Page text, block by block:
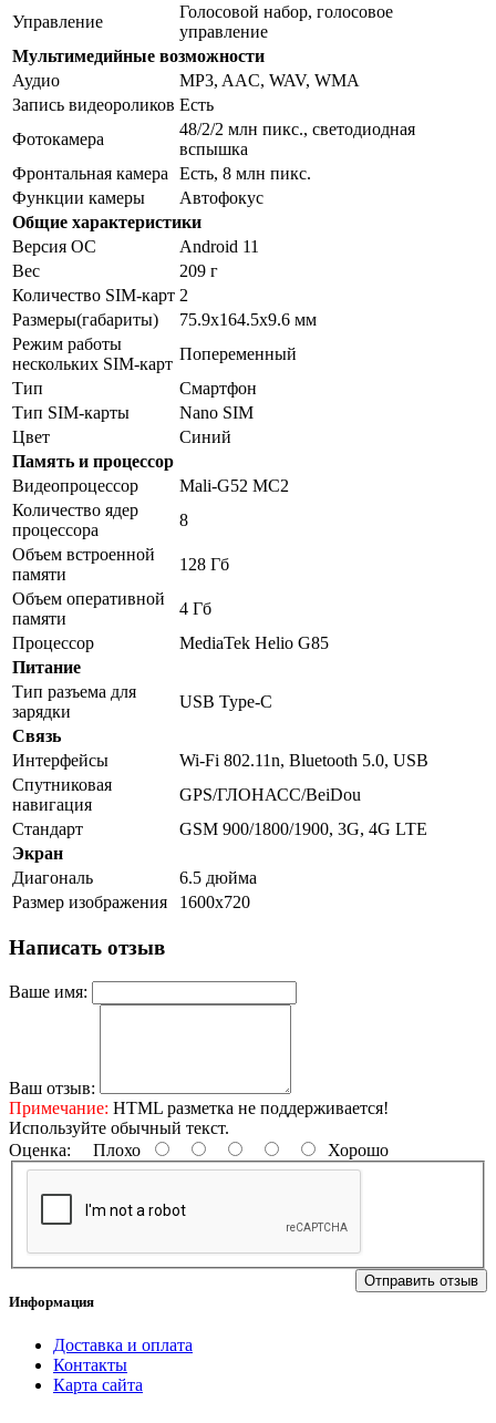
Управление
Голосовой набор, голосовое
управление
Мультимедийные возможности
Аудио
MP3, AAC, WAV, WMA
Запись видеороликов Есть
Фотокамера
48/2/2 млн пикс., светодиодная
вспышка
Фронтальная камера
Есть, 8 млн пикс.
Функции камеры
Автофокус
Общие характеристики
Версия ОС
Android 11
Вес
209 г
Количество SIM-карт 2
Размеры(габариты)
75.9x164.5x9.6 мм
Режим работы
нескольких SIM-карт
Попеременный
Тип
Смартфон
Тип SIM-карты
Nano SIM
Цвет
Синий
Память и процессор
Видеопроцессор
Mali-G52 MC2
Количество ядер
процессора
8
Объем встроенной
памяти
128 Гб
Объем оперативной
памяти
4 Гб
Процессор
MediaTek Helio G85
Питание
Тип разъема для
зарядки
USB Type-C
Связь
Интерфейсы
Wi-Fi 802.11n, Bluetooth 5.0, USB
Спутниковая
навигация
GPS/ГЛОНАСС/BeiDou
Стандарт
GSM 900/1800/1900, 3G, 4G LTE
Экран
Диагональ
6.5 дюйма
Размер изображения
1600x720
Написать отзыв
Ваше имя:
Ваш отзыв:
Примечание: HTML разметка не поддерживается!
Используйте обычный текст.
Оценка: Плохо Хорошо
Отправить отзыв
Информация
Доставка и оплата
Контакты
Карта сайта